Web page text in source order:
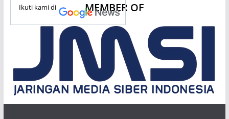
Ikuti kami di MEMBER OF